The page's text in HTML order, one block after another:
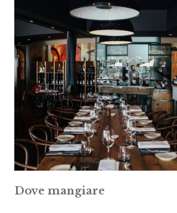
Dove mangiare